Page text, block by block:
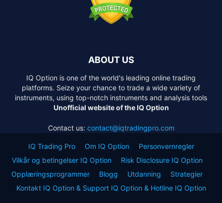
ABOUT US
IQ Option is one of the world's leading online trading
platforms. Seize your chance to trade a wide variety of
instruments, using top-notch instruments and analysis tools
Unofficial website of the IQ Option
Contact us: contact@iqtradingpro.com
IQ Trading Pro Om IQ Option
Personvernregler
Vilkår og betingelser IQ Option
Risk Disclosure IQ Option
Opplæringsprogrammer
Blogg Utdanning
Strategier
Kontakt IQ Option & Support IQ Option & Hotline IQ Option